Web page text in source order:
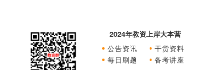
2024年教资上岸大本营
公告资讯
干货资料
每日刷题
备考讲座